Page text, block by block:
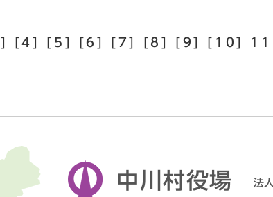
] [4] [ 5 ] [6 ] [ 7] [ 8 ] [ 9] [ 10]
中川村役場 法